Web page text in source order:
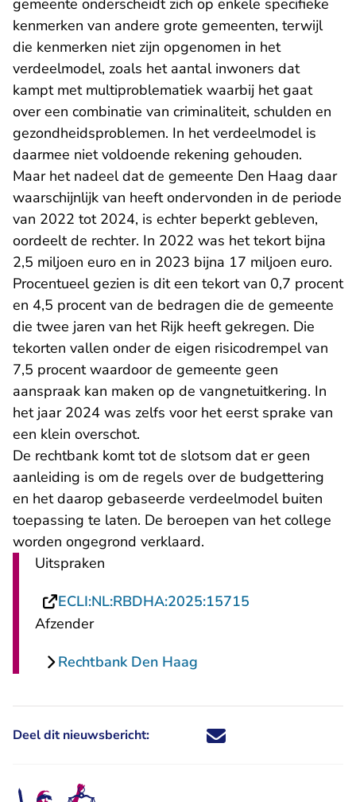
gemeente onderscheidt zich op enkele specifieke
kenmerken van andere grote gemeenten, terwijl
die kenmerken niet zijn opgenomen in het
verdeelmodel, zoals het aantal inwoners dat
kampt met multiproblematiek waarbij het gaat
over een combinatie van criminaliteit, schulden en
gezondheidsproblemen. In het verdeelmodel is
daarmee niet voldoende rekening gehouden.
Maar het nadeel dat de gemeente Den Haag daar
waarschijnlijk van heeft ondervonden in de periode
van 2022 tot 2024, is echter beperkt gebleven,
oordeelt de rechter. In 2022 was het tekort bijna
2,5 miljoen euro en in 2023 bijna 17 miljoen euro.
Procentueel gezien is dit een tekort van 0,7 procent
en 4,5 procent van de bedragen die de gemeente
die twee jaren van het Rijk heeft gekregen. Die
tekorten vallen onder de eigen risicodrempel van
7,5 procent waardoor de gemeente geen
aanspraak kan maken op de vangnetuitkering. In
het jaar 2024 was zelfs voor het eerst sprake van
een klein overschot.
De rechtbank komt tot de slotsom dat er geen
aanleiding is om de regels over de budgettering
en het daarop gebaseerde verdeelmodel buiten
toepassing te laten. De beroepen van het college
worden ongegrond verklaard.
Uitspraken
ECLI:NL:RBDHA:2025:15715
Afzender
Rechtbank Den Haag
Deel dit nieuwsbericht: Deel dit nieuwsbericht via X -
Deel dit nieuwsbericht via
Deel dit nieuwsbericht
Deel dit